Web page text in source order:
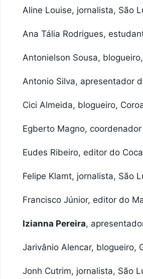
Aline Louise, jornalista, São
Ana Tália Rodrigues,
Antonielson Sousa,
Antonio Silva, apresentador
Cici Almeida, blogueiro,
Egberto Magno,
Eudes Ribeiro, editor do
Felipe Klamt, jornalista, São
Francisco Júnior, editor do
Izianna Pereira,
Jarivânio Alencar, blogueiro,
Jonh Cutrim, jornalista, São